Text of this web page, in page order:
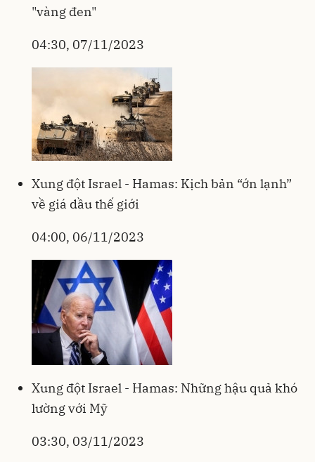
"vàng đen"
04:30, 07/11/2023
Xung đột Israel - Hamas: Kịch bản “ớn lạnh”
về giá dầu thế giới
04:00, 06/11/2023
Xung đột Israel - Hamas: Những hậu quả khó
lường với Mỹ
03:30, 03/11/2023